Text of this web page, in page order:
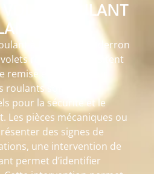
ROULANT
à Lamothe-Landerron
roulants nécessitent
en état de leur
roulants sont des
pour la sécurité et le
Les pièces mécaniques ou
des signes de
une intervention de
permet d’identifier